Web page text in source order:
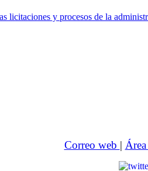
y procesos de la
Correo web |